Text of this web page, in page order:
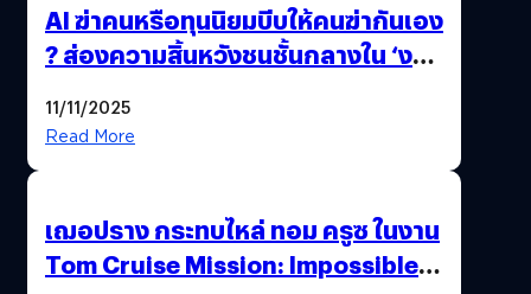
AI ฆ่าคนหรือทุนนิยมบีบให้คนฆ่ากันเอง
? ส่องความสิ้นหวังชนชั้นกลางใน ‘งาน
11/11/2025
Read More
เฌอปราง กระทบไหล่ ทอม ครูซ ในงาน
Tom Cruise Mission: Impossible –